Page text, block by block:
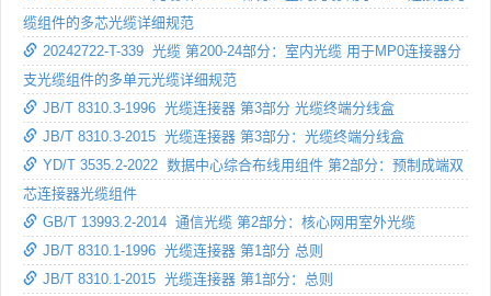
缆组件的多芯光缆详细规范
20242722-T-339 光缆 第200-24部分：室内光缆 用于MP0连接器分
支光缆组件的多单元光缆详细规范
JB/T 8310.3-1996 光缆连接器 第3部分 光缆终端分线盒
JB/T 8310.3-2015 光缆连接器 第3部分：光缆终端分线盒
YD/T 3535.2-2022 数据中心综合布线用组件 第2部分：预制成端双
芯连接器光缆组件
GB/T 13993.2-2014 通信光缆 第2部分：核心网用室外光缆
JB/T 8310.1-1996 光缆连接器 第1部分 总则
JB/T 8310.1-2015 光缆连接器 第1部分：总则